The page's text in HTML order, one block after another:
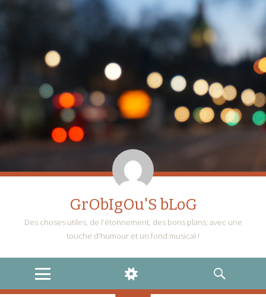
GrObIgOu'S bLoG
Des choses utiles, de l'étonnement, des bons plans, avec une
touche d'humour et un fond musical !
MENU
WIDGETS
RECHERCHE